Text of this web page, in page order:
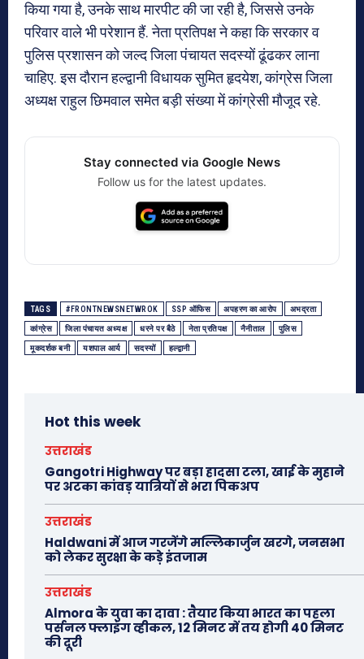
किया गया है, उनके साथ मारपीट की जा रही है, जिससे उनके
परिवार वाले भी परेशान हैं. नेता प्रतिपक्ष ने कहा कि सरकार व
पुलिस प्रशासन को जल्द जिला पंचायत सदस्यों ढूंढकर लाना
चाहिए. इस दौरान हल्द्वानी विधायक सुमित हृदयेश, कांग्रेस जिला
अध्यक्ष राहुल छिमवाल समेत बड़ी संख्या में कांग्रेसी मौजूद रहे.
Stay connected via Google News
Follow us for the latest updates.
TAGS #FRONTNEWSNETWROK SSP ऑफिस अपहरण का आरोप अभद्रता
कांग्रेस जिला पंचायत अध्यक्ष धरने पर बैठे नेता प्रतिपक्ष नैनीताल पुलिस
मूकदर्शक बनी यशपाल आर्य सदस्यों हल्द्वानी
Hot this week
उत्तराखंड
Gangotri Highway पर बड़ा हादसा टला, खाई के मुहाने
पर अटका कांवड़ यात्रियों से भरा पिकअप
उत्तराखंड
Haldwani में आज गरजेंगे मल्लिकार्जुन खरगे, जनसभा
को लेकर सुरक्षा के कड़े इंतजाम
उत्तराखंड
Almora के युवा का दावा : तैयार किया भारत का पहला
पर्सनल फ्लाइंग व्हीकल, 12 मिनट में तय होगी 40 मिनट
की दूरी